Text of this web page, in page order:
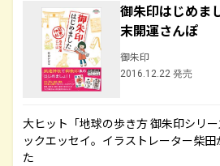
御朱印はじめ
末開運さんぽ
御朱印
2016.12.22 発売
大ヒット「地球の歩き方 御朱印シリ
ックエッセイ。イラストレーター柴
た